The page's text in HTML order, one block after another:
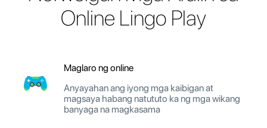
Online Lingo Play
Maglaro ng online
Anyayahan ang iyong mga kaibigan at
magsaya habang natututo ka ng mga wikang
banyaga na magkasama